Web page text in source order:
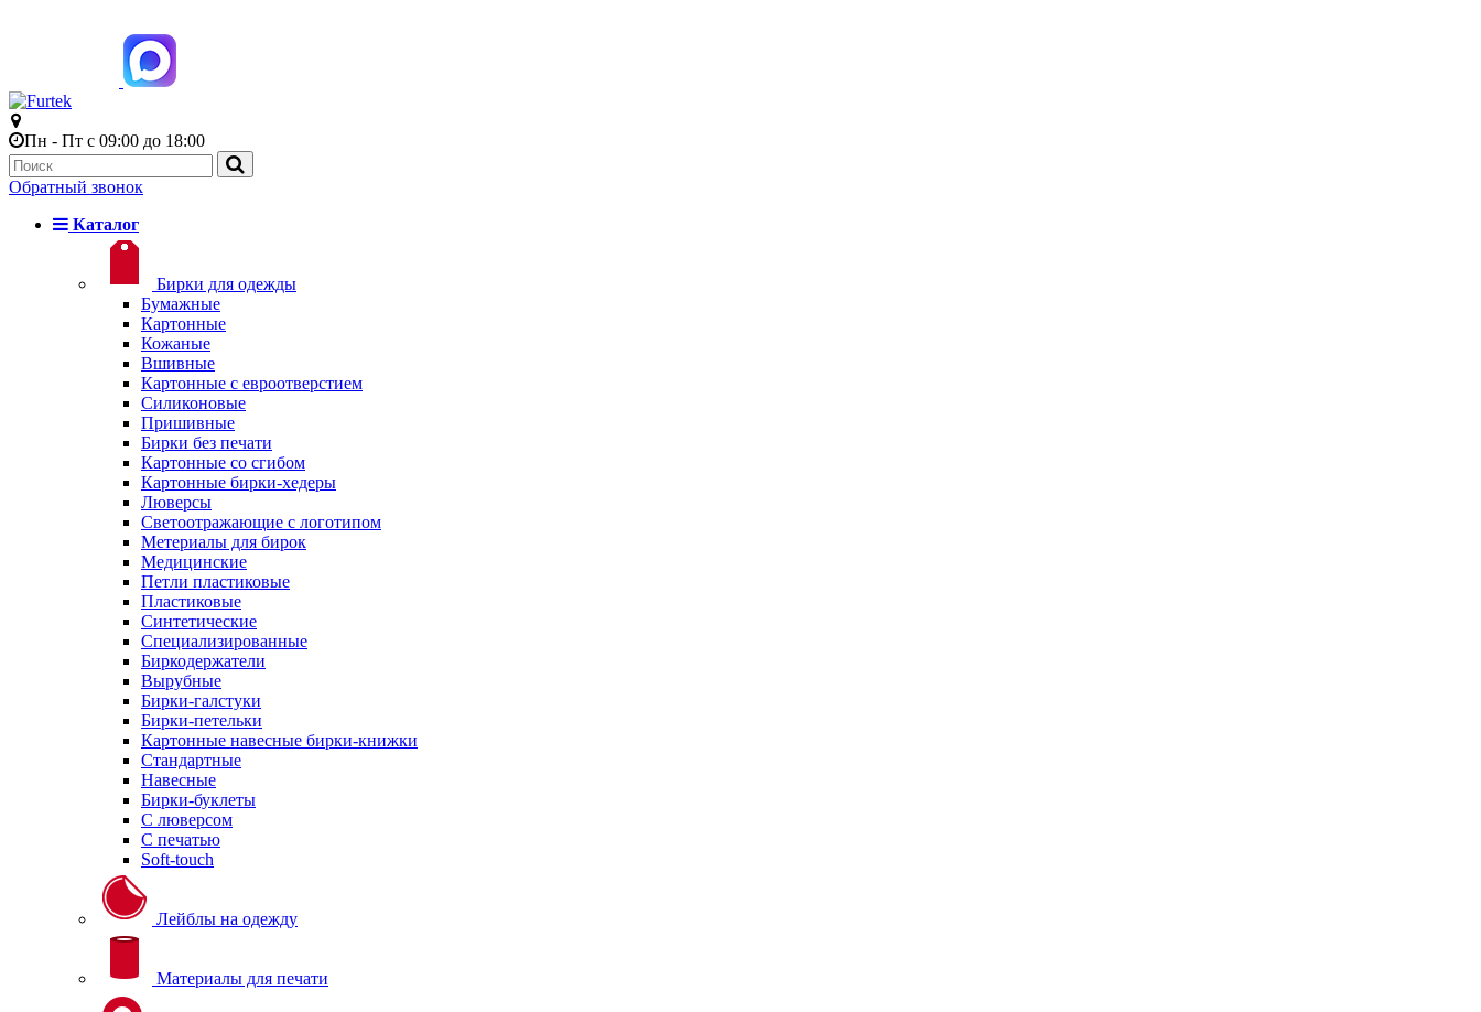
Пн - Пт с 09:00 до 18:00
Обратный звонок
Каталог
Бирки для одежды
Бумажные
Картонные
Кожаные
Вшивные
Картонные с евроотверстием
Силиконовые
Пришивные
Бирки без печати
Картонные со сгибом
Картонные бирки-хедеры
Люверсы
Светоотражающие с логотипом
Метериалы для бирок
Медицинские
Петли пластиковые
Пластиковые
Синтетические
Специализированные
Биркодержатели
Вырубные
Бирки-галстуки
Бирки-петельки
Картонные навесные бирки-книжки
Стандартные
Навесные
Бирки-буклеты
С люверсом
С печатью
Soft-touch
Лейблы на одежду
Материалы для печати